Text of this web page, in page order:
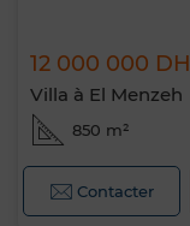
12 000 000 DH
Villa à El Menzeh
850 m²
Contacter